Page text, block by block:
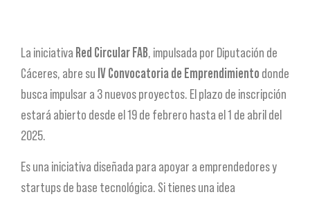
La iniciativa Red Circular FAB, impulsada por Diputación de
Cáceres, abre su IV Convocatoria de Emprendimiento donde
busca impulsar a 3 nuevos proyectos. El plazo de inscripción
estará abierto desde el 19 de febrero hasta el 1 de abril del
2025.
Es una iniciativa diseñada para apoyar a emprendedores y
startups de base tecnológica. Si tienes una idea